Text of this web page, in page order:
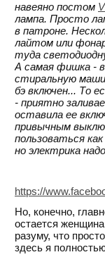
навеяно постом
лампа. Просто
в патроне.
лайтом или
туда
А самая фишка -
стиральную
бэ включен... То
- приятно
оставила ее
привычным
пользоваться
но электрика
https://
Но, конечно,
остается
разуму, что
здесь я